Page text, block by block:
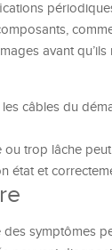
avant
câbles du
trop lâche
état et
symptômes